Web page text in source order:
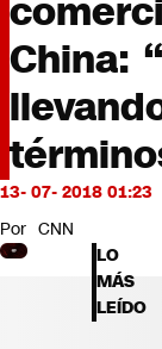
Servicios
Bits
CNN tiempo
Futuro 360
Opinión
China:
13- 07- 2018 01:23
Por CNN
LO
MÁS
LEÍDO